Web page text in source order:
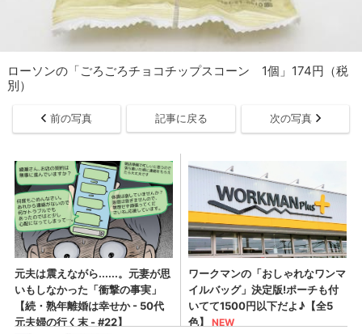
ローソンの「ごろごろチョコチップスコーン 1個」174円（税
別）
前の写真 記事に戻る 次の写真